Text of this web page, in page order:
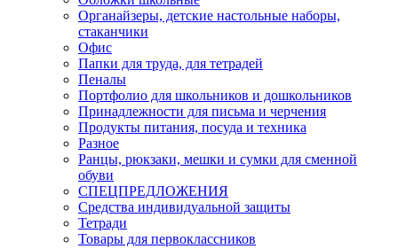
Органайзеры, детские настольные наборы,
стаканчики
Офис
Папки для труда, для тетрадей
Пеналы
Портфолио для школьников и дошкольников
Принадлежности для письма и черчения
Продукты питания, посуда и техника
Разное
Ранцы, рюкзаки, мешки и сумки для сменной
обуви
СПЕЦПРЕДЛОЖЕНИЯ
Средства индивидуальной защиты
Тетради
Товары для первоклассников